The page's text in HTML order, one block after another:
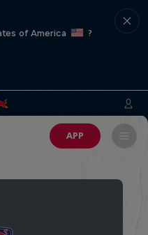
of America
?
APP